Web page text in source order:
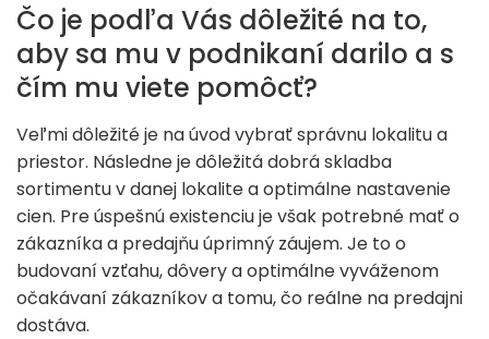
Čo je podľa Vás dôležité na to,
aby sa mu v podnikaní darilo a s
čím mu viete pomôcť?
Veľmi dôležité je na úvod vybrať správnu lokalitu a
priestor. Následne je dôležitá dobrá skladba
sortimentu v danej lokalite a optimálne nastavenie
cien. Pre úspešnú existenciu je však potrebné mať o
zákazníka a predajňu úprimný záujem. Je to o
budovaní vzťahu, dôvery a optimálne vyváženom
očakávaní zákazníkov a tomu, čo reálne na predajni
dostáva.